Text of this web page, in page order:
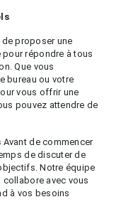
de proposer une
répondre à tous
Que vous
bureau ou votre
vous offrir une
pouvez attendre de
Avant de commencer
de discuter de
Notre équipe
avec vous
à vos besoins